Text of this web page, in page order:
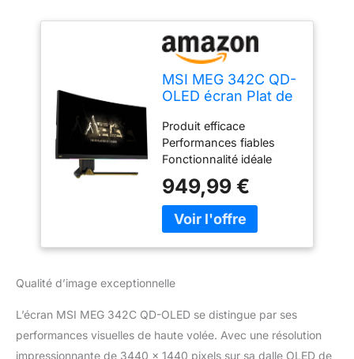
MSI MEG 342C QD-
OLED écran Plat de
3440 x 1440 Pixels
UltraWide Quad HD
Noir
Produit efficace
Performances fiables
Fonctionnalité idéale
949,99 €
Qualité d’image exceptionnelle
L’écran MSI MEG 342C QD-OLED se distingue par ses
performances visuelles de haute volée. Avec une résolution
impressionnante de 3440 x 1440 pixels sur sa dalle OLED de